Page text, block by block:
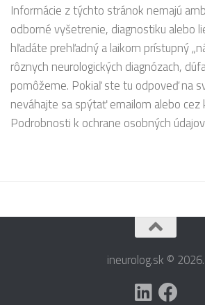
Informácie z týchto stránok nemajú
odborné vyšetrenie, diagnostiku alebo
hľadáte prehľadný a laikom prístupný
rôznych neurologických diagnózach,
pomôžeme. Pokiaľ ste tu odpoveď na
neváhajte sa spýtať emailom alebo
Podrobnosti k ochrane osobných
ineurolog.sk © 2026.